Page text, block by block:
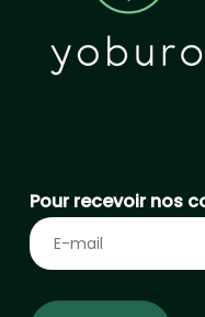
Pour recevoir nos